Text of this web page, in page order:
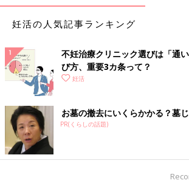
妊活の人気記事ランキング
不妊治療クリニック選びは「通
び方、重要3カ条って？
妊活
お墓の撤去にいくらかかる？墓
PR(くらしの話題)